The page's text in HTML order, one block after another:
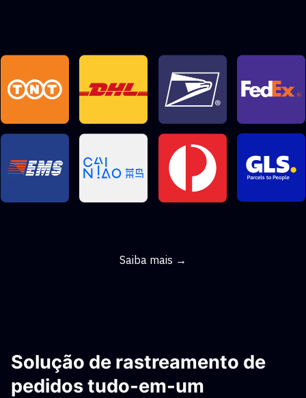
Saiba mais →
Solução de rastreamento de
pedidos tudo-em-um